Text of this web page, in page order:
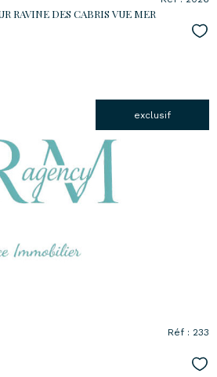
RAVINE DES CABRIS VUE MER
exclusif
voir le
Réf : 233